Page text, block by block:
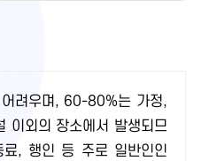
려우며, 60-80%는 가정,
이외의 장소에서 발생되므
, 행인 등 주로 일반인인